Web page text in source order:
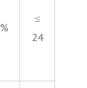
%
≤
24